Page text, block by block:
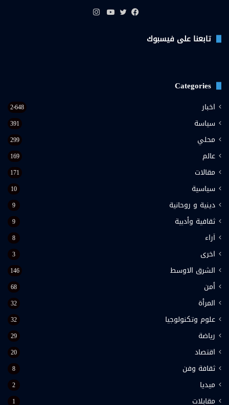
تابعنا على فيسبوك
Categories
اخبار 2٬648
سياسة 391
محلي 299
عالم 169
مقالات 171
سياسية 10
دينية و روحانية 9
ثقافية وأدبية 9
اَراء 8
اخرى 3
الشرق الاوسط 146
أمن 68
المرأة 32
علوم وتكنولوجيا 32
رياضة 29
اقتصاد 20
ثقافة وفن 8
ميديا 2
مقابلات 1